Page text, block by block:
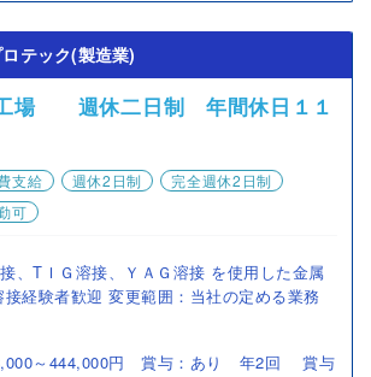
テック(製造業)
場 週休二日制 年間休日１１
支給 週休2日制
完全週休2日制
可
、ТＩＧ溶接、ＹＡＧ溶接 を使用した金属
接経験者歓迎 変更範囲：当社の定める業務
～444,000円 賞与：あり 年2回 賞与